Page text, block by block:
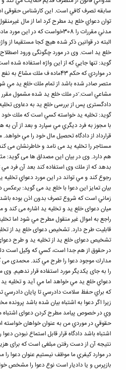
سابقه تصرف كافي است. این كارشناس حقوقی
توان دعواي خلع ید مطرح كرد اما از مال
مدني مقررات را 308خواست كه در
البته در قوانین ذكر شده هیچ كجا مستقیما از
خلع ید است. وی در مورد چگونگی ورود
گوید: تنها جایي كه از این واژه استفاده شده
در مواردي كه حكم 43ماده ف
متصر صادر شده باشد از تمام ملك خلع ید مي
مشاعي است. ّدر ملك خلع ید شده مشمول مقرر
دادگستری پس از بررسی خلع ید به دعاوی
گوید: تخلیه ید خواسته كسي است كه ملك خود
با مجوز به فرد دیگري مي سپارد و بعد از آن به
قرارداد از دادگاه تحصیل مال خود را مي
مستاجر را تخلیه ید می نامد و خاطرنشان می
هم دارد. وی در بیان این مصداق ها می گوید:
بدهد كه از ملك وی استفاده كند بعد آن فرد مي
رجوع كند و مي تواند در این مورد دعواي
بیان تمایز این دعوا با خلع ید می گوید:
زماني است كه شروع تصرف بدون اذن بوده
میان دعوای خلع ید و تخلیه ید اشاره می كند
راجع به اموال غیر منقول مطرح مي شود اما
قابلیت طرح دارد. تشخیص دعوای خلع ید از
تشخیص دعوای خلع ید از تخلیه ید و طرح
در حقوق از هم جدا است، كسي كه وكیل است
مدارك موجود دعوا را طرح مي كند. محمدی می
را به جای یكدیگر مورد استفاده قرار ندهیم.
دعواي خلع ید مي خواهد اما مي آید و تخلیه
كه براي حفظ سلامت دادرسي تا پایان
زیرا اگر دعوا به اشتباه بیان شده باشد
وي در خصوص پیامد مطرح كردن دعوای اشتباه
حقوقي در موردي من به عنوان خواهان
اشتباه باشد دادگاه قرار قابل استماع نبودن
نتیجه آن از دست رفتن مبلغی است كه برای
در موارد كیفري ما موظف نیستیم عنوان دعوا
بازپرس و یا دادیار است نوع دعوا را مشخص